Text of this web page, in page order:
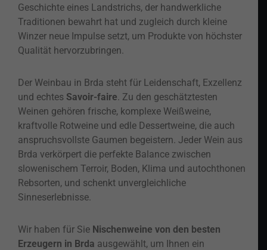
Geschichte eines Landstrichs, der handwerkliche
Traditionen bewahrt hat und zugleich durch kleine
Winzer neue Impulse setzt, um Produkte von höchster
Qualität hervorzubringen.
Der Weinbau in Brda steht für Leidenschaft, Exzellenz
und echtes Savoir-faire. Zu den geschätztesten
Weinen gehören frische, komplexe Weißweine,
kraftvolle Rotweine und edle Dessertweine, die auch
anspruchsvollste Gaumen begeistern. Jeder Wein aus
Brda verkörpert die perfekte Balance zwischen
slowenischem Terroir, Boden, Klima und autochthonen
Rebsorten, und schenkt unvergleichliche
Sinneserlebnisse.
Wir haben für Sie Nischenweine von den besten
Erzeugern in Brda ausgewählt, um Ihnen ein